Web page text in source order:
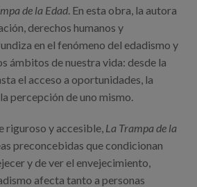
de la Edad . En esta obra, la autora
derechos humanos y
en el fenómeno del edadismo y
ámbitos de nuestra vida: desde la
el acceso a oportunidades, la
percepción de uno mismo.
riguroso y accesible, La Trampa de la
preconcebidas que condicionan
y de ver el envejecimiento,
afecta tanto a personas